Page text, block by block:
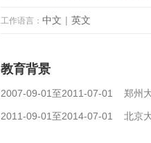
工作语言： 中文 | 英文
教育背景
2007-09-01至2011-07-01 郑
2011-09-01至2014-07-01 北